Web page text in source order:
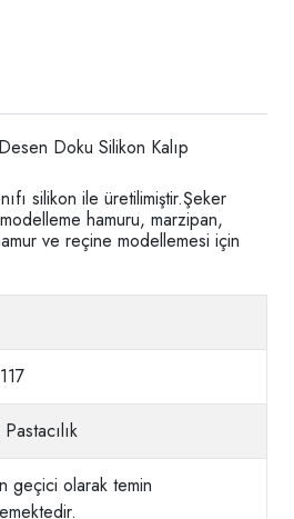
Doku Silikon Kalıp
silikon ile üretilimiştir.Şeker
hamuru, marzipan,
ve reçine modellemesi için
geçici olarak temin